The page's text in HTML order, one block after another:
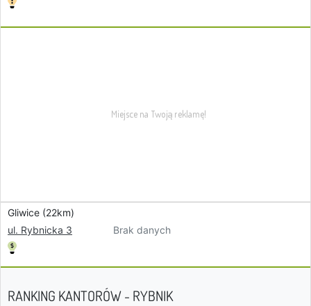
Gliwice (22km)
ul. Rybnicka 3
Brak danych
RANKING KANTORÓW - RYBNIK